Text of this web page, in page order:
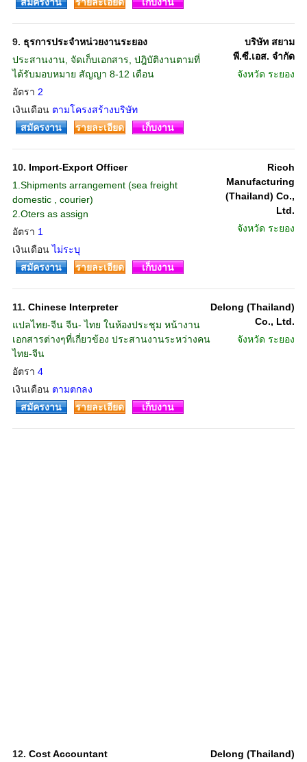
9. ธุรการประจำหน่วยงานระยอง
ประสานงาน, จัดเก็บเอกสาร, ปฎิบัติงานตามที่
ได้รับมอบหมาย สัญญา 8-12 เดือน
อัตรา 2
เงินเดือน ตามโครงสร้างบริษัท
บริษัท สยาม
พี.ซี.เอส. จำกัด
จังหวัด ระยอง
สมัครงาน รายละเอียด เก็บงาน
10. Import-Export Officer
1.Shipments arrangement (sea freight
domestic , courier)
2.Oters as assign
อัตรา 1
เงินเดือนไม่ระบุ
Ricoh
Manufacturing
(Thailand) Co.,
Ltd.
จังหวัด ระยอง
สมัครงาน รายละเอียด เก็บงาน
11. Chinese Interpreter
แปลไทย-จีน จีน- ไทย ในห้องประชุม หน้างาน
เอกสารต่างๆที่เกี่ยวข้อง ประสานงานระหว่างคน
ไทย-จีน
อัตรา 4
เงินเดือน ตามตกลง
Delong (Thailand)
Co., Ltd.
จังหวัด ระยอง
สมัครงาน รายละเอียด เก็บงาน
12. Cost Accountant
Delong (Thailand)